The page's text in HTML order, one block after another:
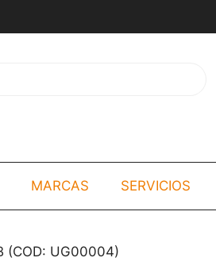
MARCAS SERVICIOS
(COD: UG00004)